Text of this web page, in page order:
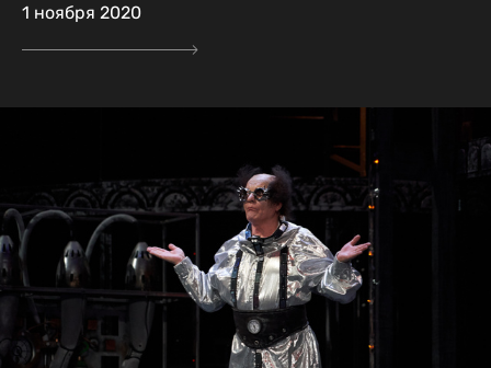
1 ноября 2020